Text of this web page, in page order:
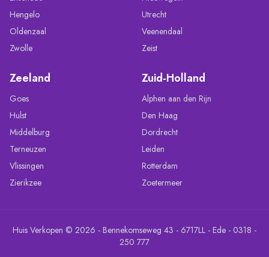
Hengelo
Oldenzaal
Zwolle
Utrecht
Veenendaal
Zeist
Zeeland
Goes
Hulst
Middelburg
Terneuzen
Vlissingen
Zierikzee
Zuid-Holland
Alphen aan den Rijn
Den Haag
Dordrecht
Leiden
Rotterdam
Zoetermeer
Huis Verkopen © 2026 - Bennekomseweg 43 - 6717LL - Ede - 0318 -
250 777